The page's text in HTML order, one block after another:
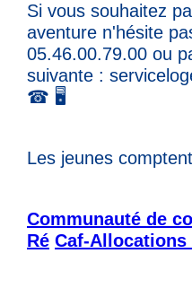
Si vous souhaitez
aventure n'hésite
05.46.00.79.00 ou
suivante :
☎ 🖥
Les jeunes
Communauté de
Ré Caf-